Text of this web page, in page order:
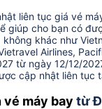
liên tục giá vé
giúp cho bạn có
khác như
Airlines,
từ ngày 12/12/
cập nhật liên tục
vé máy bay từ